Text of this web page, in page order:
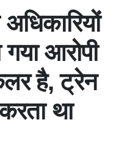
आरोपी
है, ट्रेन
था